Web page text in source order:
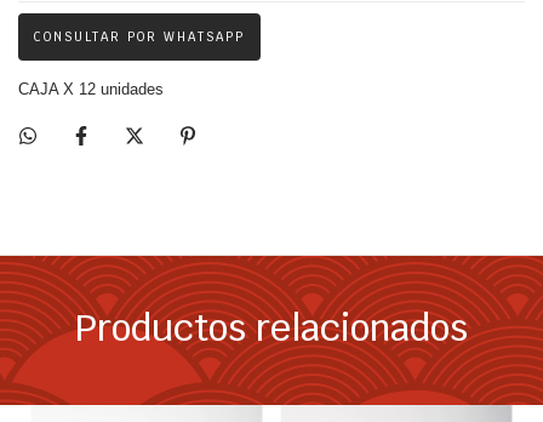
CONSULTAR POR WHATSAPP
CAJA X 12 unidades
Productos relacionados